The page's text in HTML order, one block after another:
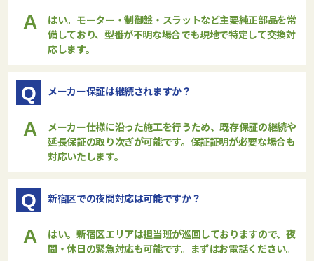
A
はい。モーター・制御盤・スラットなど主要純正部品を常
備しており、型番が不明な場合でも現地で特定して交換対
応します。
Q メーカー保証は継続されますか？
A
メーカー仕様に沿った施工を行うため、既存保証の継続や
延長保証の取り次ぎが可能です。保証証明が必要な場合も
対応いたします。
Q 新宿区での夜間対応は可能ですか？
A
はい。新宿区エリアは担当班が巡回しておりますので、夜
間・休日の緊急対応も可能です。まずはお電話ください。